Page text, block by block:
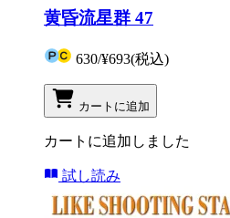
黄昏流星群 47
630/¥693(税込)
カートに追加
カートに追加しました
試し読み